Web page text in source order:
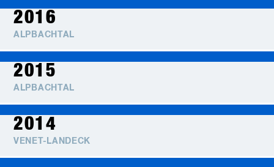
2016
ALPBACHTAL
2015
ALPBACHTAL
2014
VENET-LANDECK